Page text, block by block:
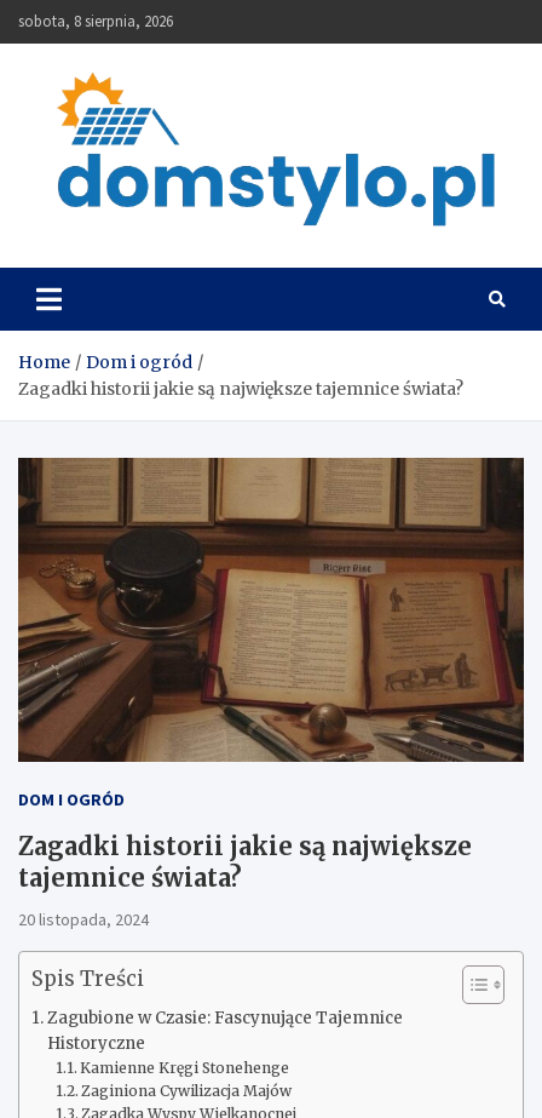
Skip
to
sobota, 8 sierpnia, 2026
DomStylo
Home
Dom i ogród
Zagadki historii jakie są największe tajemnice świata?
DOM I OGRÓD
Zagadki historii jakie są największe
tajemnice świata?
20 listopada, 2024
Spis Treści
Zagubione w Czasie: Fascynujące Tajemnice
Historyczne
Kamienne Kręgi Stonehenge
Zaginiona Cywilizacja Majów
Zagadka Wyspy Wielkanocnej